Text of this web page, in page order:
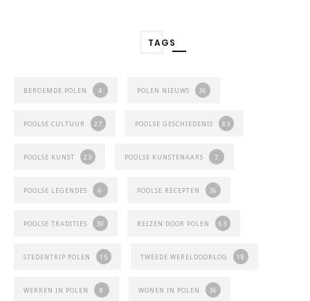
TAGS
BEROEMDE POLEN 4 POLEN NIEUWS 36
POOLSE CULTUUR 27 POOLSE GESCHIEDENIS 83
POOLSE KUNST 23 POOLSE KUNSTENAARS 7
POOLSE LEGENDES 6 POOLSE RECEPTEN 36
POOLSE TRADITIES 30 REIZEN DOOR POLEN 63
STEDENTRIP POLEN 15 TWEEDE WERELDOORLOG 18
WERKEN IN POLEN 8 WONEN IN POLEN 36